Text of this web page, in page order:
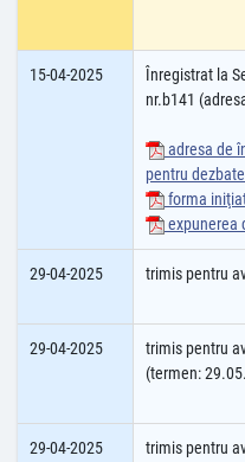
15-04-2025
Înregistrat la
nr.b141
adresa de
pentru
forma
expunerea
29-04-2025 trimis pentru
29-04-2025
trimis pentru
(termen:
29-04-2025
trimis pentru